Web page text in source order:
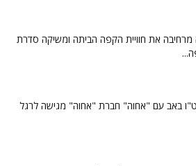
את חוויית הקפה הביתה ומשיקה סדרת
ט"ו באב עם "אחוה" חברת "אחוה" מגישה לרגל